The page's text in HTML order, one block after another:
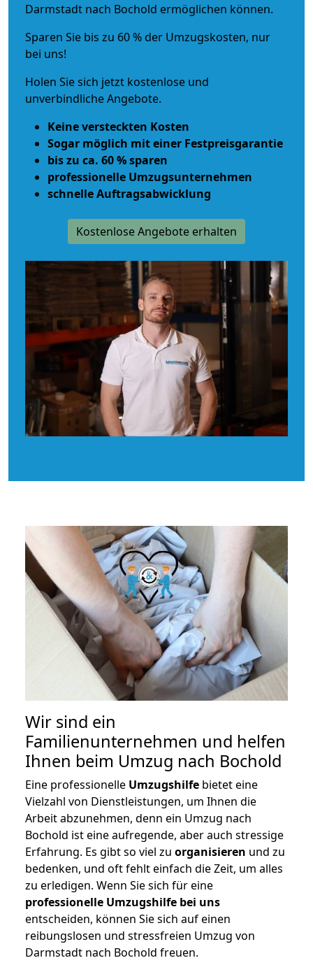
Darmstadt nach Bochold ermöglichen können.
Sparen Sie bis zu 60 % der Umzugskosten, nur
bei uns!
Holen Sie sich jetzt kostenlose und
unverbindliche Angebote.
Keine versteckten Kosten
Sogar möglich mit einer Festpreisgarantie
bis zu ca. 60 % sparen
professionelle Umzugsunternehmen
schnelle Auftragsabwicklung
Kostenlose Angebote erhalten
Wir sind ein
Familienunternehmen und helfen
Ihnen beim Umzug nach Bochold
Eine professionelle Umzugshilfe bietet eine
Vielzahl von Dienstleistungen, um Ihnen die
Arbeit abzunehmen, denn ein Umzug nach
Bochold ist eine aufregende, aber auch stressige
Erfahrung. Es gibt so viel zu organisieren und zu
bedenken, und oft fehlt einfach die Zeit, um alles
zu erledigen. Wenn Sie sich für eine
professionelle Umzugshilfe bei uns
entscheiden, können Sie sich auf einen
reibungslosen und stressfreien Umzug von
Darmstadt nach Bochold freuen.